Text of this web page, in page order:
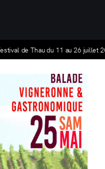
de Thau du 11 au 26 juillet
culturel, mensuel et
à Montpellier